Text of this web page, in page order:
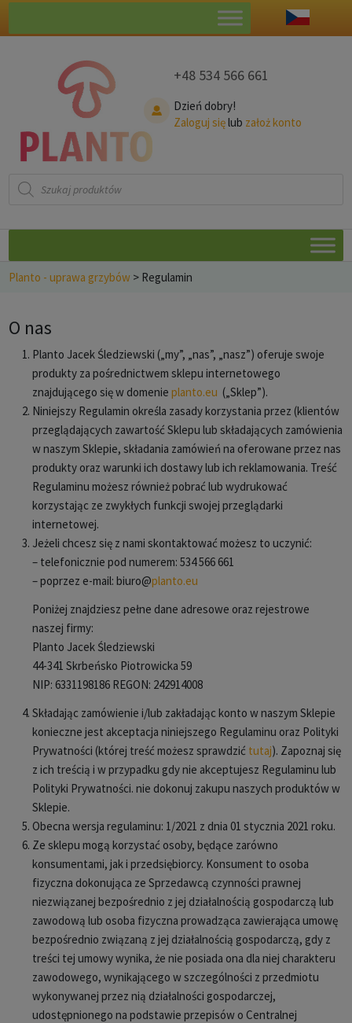
+48 534 566 661
Dzień dobry!
Zaloguj sięlub założ konto
Wyszukiwarka
produktów
Planto - uprawa grzybów > Regulamin
O nas
Planto Jacek Śledziewski („my”, „nas”, „nasz”) oferuje swoje
produkty za pośrednictwem sklepu internetowego
znajdującego się w domenieplanto.eu („Sklep”).
Niniejszy Regulamin określa zasady korzystania przez (klientów
przeglądających zawartość Sklepu lub składających zamówienia
w naszym Sklepie, składania zamówień na oferowane przez nas
produkty oraz warunki ich dostawy lub ich reklamowania. Treść
Regulaminu możesz również pobrać lub wydrukować
korzystając ze zwykłych funkcji swojej przeglądarki
internetowej.
Jeżeli chcesz się z nami skontaktować możesz to uczynić:
– telefonicznie pod numerem: 534 566 661
– poprzez e-mail: biuro@planto.eu
Poniżej znajdziesz pełne dane adresowe oraz rejestrowe
naszej firmy:
Planto Jacek Śledziewski
44-341 Skrbeńsko Piotrowicka 59
NIP: 6331198186 REGON: 242914008
Składając zamówienie i/lub zakładając konto w naszym Sklepie
konieczne jest akceptacja niniejszego Regulaminu oraz Polityki
Prywatności (której treść możesz sprawdzić tutaj). Zapoznaj się
z ich treścią i w przypadku gdy nie akceptujesz Regulaminu lub
Polityki Prywatności. nie dokonuj zakupu naszych produktów w
Sklepie.
Obecna wersja regulaminu: 1/2021 z dnia 01 stycznia 2021 roku.
Ze sklepu mogą korzystać osoby, będące zarówno
konsumentami, jak i przedsiębiorcy. Konsument to osoba
fizyczna dokonująca ze Sprzedawcą czynności prawnej
niezwiązanej bezpośrednio z jej działalnością gospodarczą lub
zawodową lub osoba fizyczna prowadząca zawierająca umowę
bezpośrednio związaną z jej działalnością gospodarczą, gdy z
treści tej umowy wynika, że nie posiada ona dla niej charakteru
zawodowego, wynikającego w szczególności z przedmiotu
wykonywanej przez nią działalności gospodarczej,
udostępnionego na podstawie przepisów o Centralnej